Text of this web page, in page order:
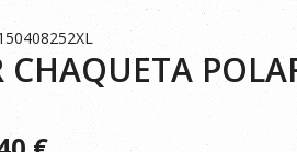
CHAQUETA